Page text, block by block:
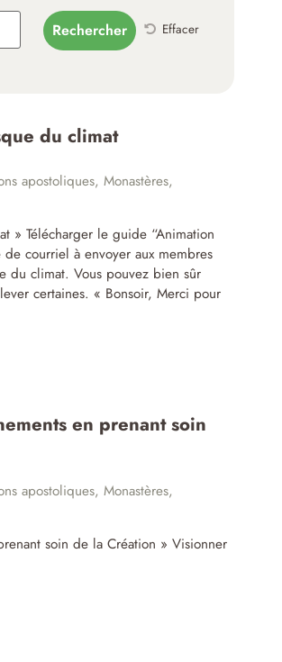
Effacer
du climat
apostoliques, Monastères,
» Télécharger le guide “Animation
courriel à envoyer aux membres
du climat. Vous pouvez bien sûr
certaines. « Bonsoir, Merci pour
en prenant soin
apostoliques, Monastères,
soin de la Création » Visionner